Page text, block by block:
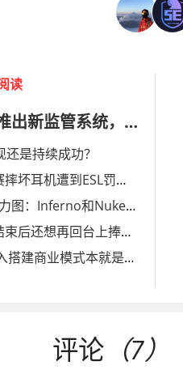
读
数据挖掘工：CS2将推出新监管系统，该服务仅限邀请制访问
是持续成功？
NiKo因IEM科隆Major决赛摔坏耳机遭到ESL罚款一千美元
科隆Major C4安放点位热力图：Inferno和Nuke最为多变
m0NESY谈Major夺冠：结束后还想再回台上捧杯，感觉上瘾了
SPUNJ：战队依靠贴纸收入搭建商业模式本就是错误
评论 （7）